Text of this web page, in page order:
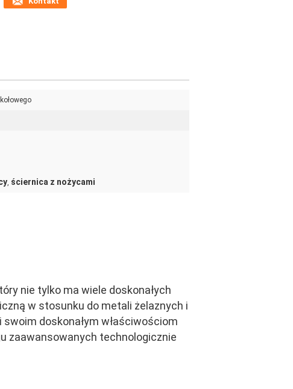
, ściernica z nożycami
nie tylko ma wiele doskonałych
w stosunku do metali żelaznych i
doskonałym właściwościom
zaawansowanych technologicznie